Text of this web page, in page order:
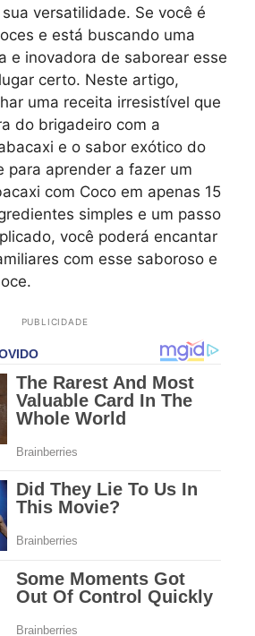
versatilidade. Se você é
e está buscando uma
e inovadora de saborear esse
certo. Neste artigo,
uma receita irresistível que
do brigadeiro com a
e o sabor exótico do
para aprender a fazer um
com Coco em apenas 15
simples e um passo
você poderá encantar
com esse saboroso e
PUBLICIDADE